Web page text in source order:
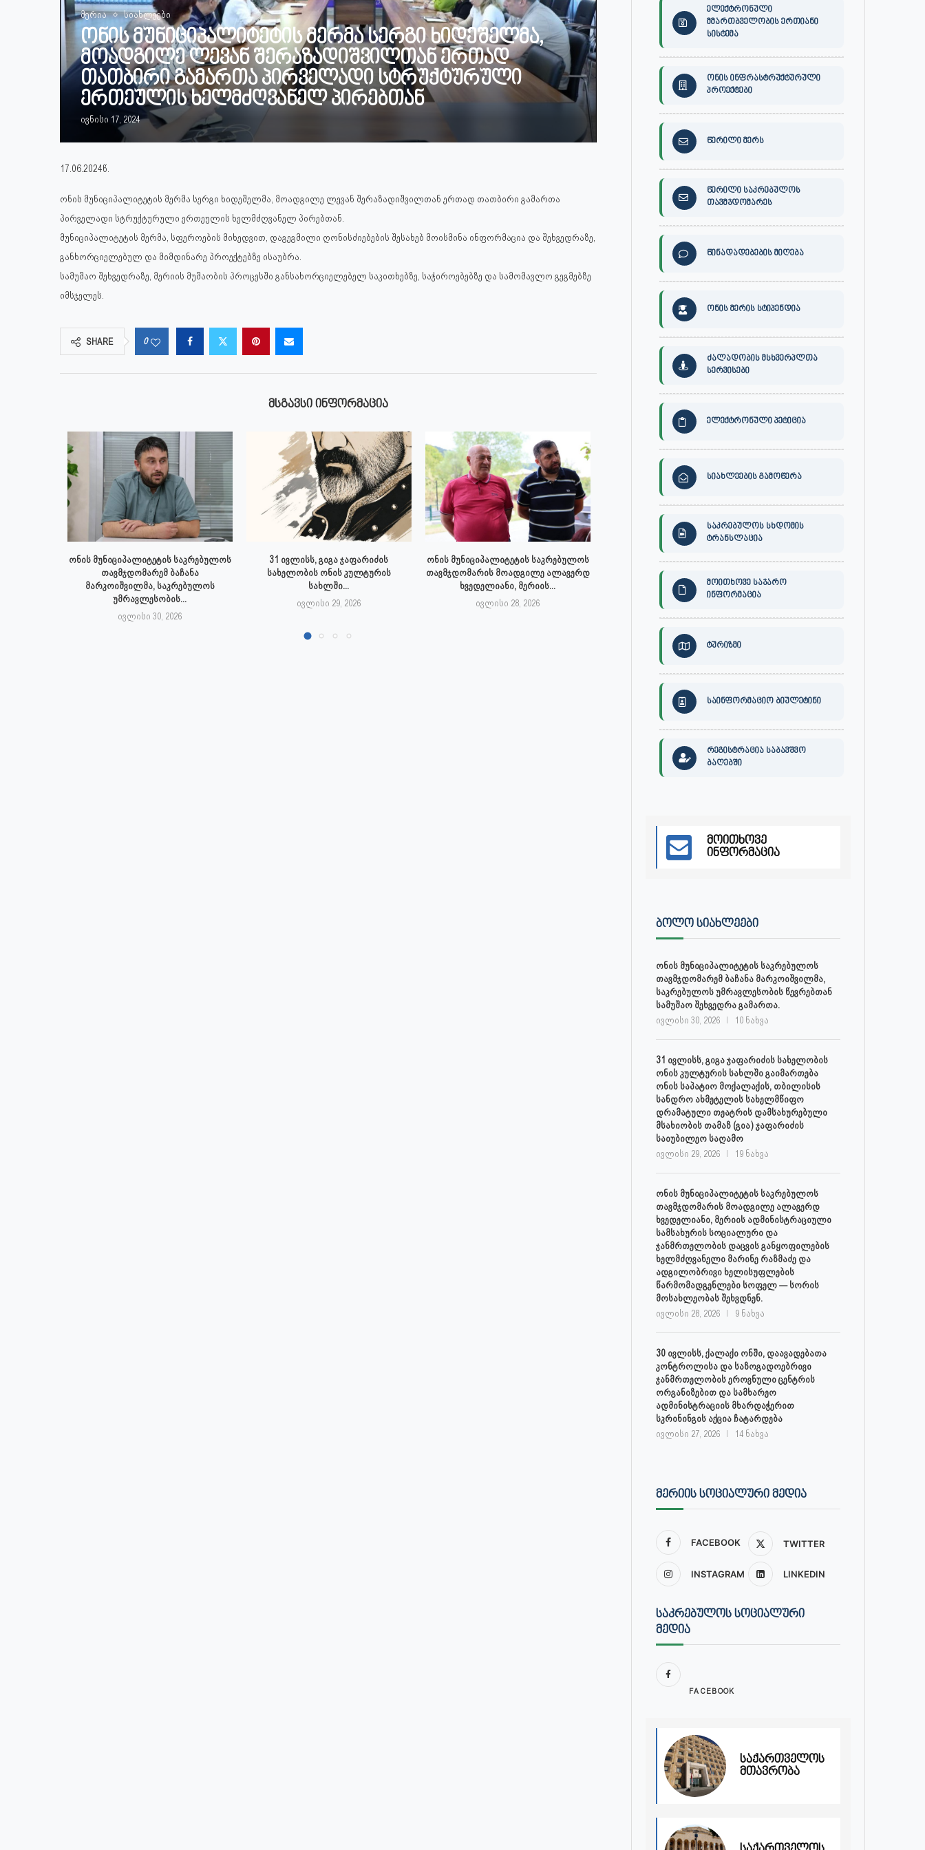
მერია სიახლეები
ონის მუნიციპალიტეტის მერმა სერგი ხიდეშელმა,
მოადგილე ლევან შერაზადიშვილთან ერთად
თათბირი გამართა პირველადი სტრუქტურული
ერთეულის ხელმძღვანელ პირებთან
ივნისი 17, 2024
17.06.2024წ.
ონის მუნიციპალიტეტის მერმა სერგი ხიდეშელმა, მოადგილე ლევან შერაზადიშვილთან ერთად თათბირი გამართა
პირველადი სტრუქტურული ერთეულის ხელმძღვანელ პირებთან.
მუნიციპალიტეტის მერმა, სფეროების მიხედვით, დაგეგმილი ღონისძიებების შესახებ მოისმინა ინფორმაცია და შეხვედრაზე,
განხორციელებულ და მიმდინარე პროექტებზე ისაუბრა.
სამუშაო შეხვედრაზე, მერიის მუშაობის პროცესში განსახორციელებელ საკითხებზე, საჭიროებებზე და სამომავლო გეგმებზე
იმსჯელეს.
SHARE 0
ᲛᲡᲒᲐᲕᲡᲘ ᲘᲜᲤᲝᲠᲛᲐᲪᲘᲐ
ონის მუნიციპალიტეტის საკრებულოს
თავმჯდომარემ ბაჩანა
მარკოიშვილმა, საკრებულოს
უმრავლესობის...
ივლისი 30, 2026
31 ივლისს, გიგა ჯაფარიძის
სახელობის ონის კულტურის
სახლში...
ივლისი 29, 2026
ონის მუნიციპალიტეტის საკრებულოს
თავმჯდომარის მოადგილე ალავერდ
ხვედელიანი, მერიის...
ივლისი 28, 2026
30 ივლისს, ქალაქი ონში,
დაავადებათა კონტროლისა და
საზოგადოებრივი...
ივლისი 27, 2026
ონის მუნიციპალიტეტის მერმა
ელექტრონული
მმართბველობის ერთიანი
სისტემა
ონის ინფრასტრუქტურული
პროექტები
წერილი მერს
წერილი საკრებულოს
თავმჯდომარეს
წინადადებების მიღება
ონის მერის სტიპენდია
ძალადობის მსხვერპლთა
სერვისები
ელექტრონული პეტიცია
სიახლეების გამოწერა
საკრებულოს სხდომის
ტრანსლაცია
მოითხოვე საჯარო
ინფორმაცია
ტურიზმი
საინფორმაციო ბიულეტინი
რეგისტრაცია საბავშვო
ბაღებში
მოითხოვე
ინფორმაცია
ᲑᲝᲚᲝ ᲡᲘᲐᲮᲚᲔᲔᲑᲘ
ონის მუნიციპალიტეტის საკრებულოს
თავმჯდომარემ ბაჩანა მარკოიშვილმა,
საკრებულოს უმრავლესობის წევრებთან
სამუშაო შეხვედრა გამართა.
ივლისი 30, 2026 10 ნახვა
31 ივლისს, გიგა ჯაფარიძის სახელობის
ონის კულტურის სახლში გაიმართება
ონის საპატიო მოქალაქის, თბილისის
სანდრო ახმეტელის სახელმწიფო
დრამატული თეატრის დამსახურებული
მსახიობის თამაზ (გია) ჯაფარიძის
საიუბილეო საღამო
ივლისი 29, 2026 19 ნახვა
ონის მუნიციპალიტეტის საკრებულოს
თავმჯდომარის მოადგილე ალავერდ
ხვედელიანი, მერიის ადმინისტრაციული
სამსახურის სოციალური და
ჯანმრთელობის დაცვის განყოფილების
ხელმძღვანელი მარინე რაზმაძე და
ადგილობრივი ხელისუფლების
წარმომადგენლები სოფელ — სორის
მოსახლეობას შეხვდნენ.
ივლისი 28, 2026 9 ნახვა
30 ივლისს, ქალაქი ონში, დაავადებათა
კონტროლისა და საზოგადოებრივი
ჯანმრთელობის ეროვნული ცენტრის
ორგანიზებით და სამხარეო
ადმინისტრაციის მხარდაჭერით
სკრინინგის აქცია ჩატარდება
ივლისი 27, 2026 14 ნახვა
ᲛᲔᲠᲘᲘᲡ ᲡᲝᲪᲘᲐᲚᲣᲠᲘ ᲛᲔᲓᲘᲐ
FACEBOOK TWITTER
INSTAGRAM LINKEDIN
ᲡᲐᲙᲠᲔᲑᲣᲚᲝᲡ ᲡᲝᲪᲘᲐᲚᲣᲠᲘ
ᲛᲔᲓᲘᲐ
FACEBOOK
საქართველოს
მთავრობა